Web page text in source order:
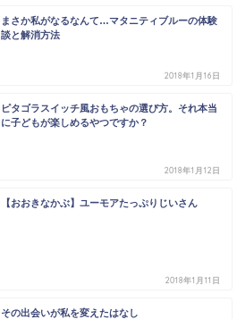
まさか私がなるなんて…マタニティブルーの体験
談と解消方法
2018年1月16日
ピタゴラスイッチ風おもちゃの選び方。それ本当
に子どもが楽しめるやつですか？
2018年1月12日
【おおきなかぶ】ユーモアたっぷりじいさん
2018年1月11日
その出会いが私を変えたはなし